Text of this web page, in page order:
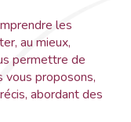
les
au mieux,
permettre de
vous proposons,
abordant des